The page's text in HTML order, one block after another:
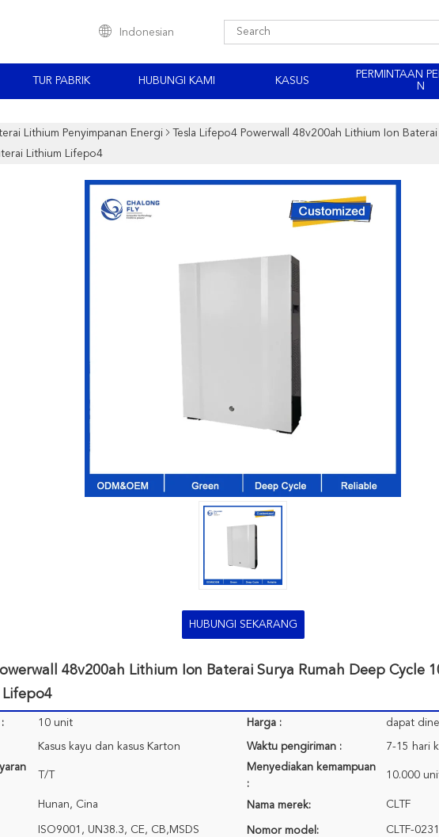
Indonesian
TUR PABRIK HUBUNGI KAMI KASUS
PERMINTAAN
N
Lithium Penyimpanan Energi
Tesla Lifepo4 Powerwall 48v200ah Lithium Ion
Lithium Lifepo4
HUBUNGI SEKARANG
48v200ah Lithium Ion Baterai Surya Rumah Deep Cycle
Lifepo4
10 unit Harga : dapat
Kasus kayu dan kasus Karton Waktu pengiriman :
7-15 hari
T/T
Menyediakan kemampuan
:
10.000
Hunan, Cina Nama merek: CLTF
ISO9001, UN38.3, CE, CB,MSDS Nomor model: CLTF-0231